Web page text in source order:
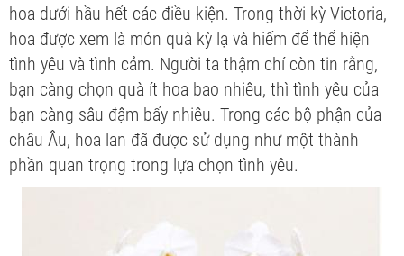
hoa dưới hầu hết các điều kiện. Trong thời kỳ Victoria,
hoa được xem là món quà kỳ lạ và hiếm để thể hiện
tình yêu và tình cảm. Người ta thậm chí còn tin rằng,
bạn càng chọn quà ít hoa bao nhiêu, thì tình yêu của
bạn càng sâu đậm bấy nhiêu. Trong các bộ phận của
châu Âu, hoa lan đã được sử dụng như một thành
phần quan trọng trong lựa chọn tình yêu.